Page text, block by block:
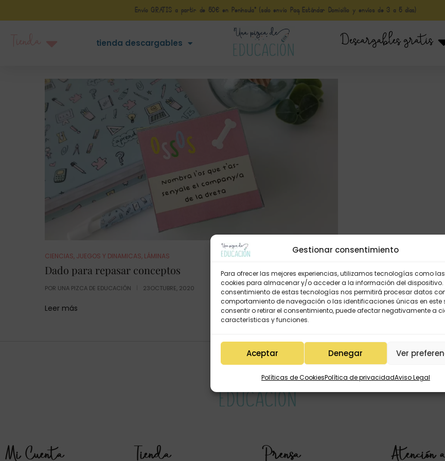
Gestionar consentimiento
Para ofrecer las mejores experiencias, utilizamos tecnologías como las
cookies para almacenar y/o acceder a la información del dispositivo.
consentimiento de estas tecnologías nos permitirá procesar datos
comportamiento de navegación o las identificaciones únicas en este
consentir o retirar el consentimiento, puede afectar negativamente a
características y funciones.
Aceptar Denegar Ver
Políticas de CookiesPolítica de privacidadAviso Legal
Envío GRATIS a partir de 50€ en Península* (solo envio Paq Estándar Domicilio y envíos de 3 a 5 días)
tienda descargables Descargables gratis
CIENCIAS, JUEGOS Y DINAMICAS, LÁMINAS
Dado para repasar conceptos
POR UNA PIZCA DE EDUCACIÓN 23OCTUBRE, 2020
Leer más
Mi Cuenta Tienda Prensa